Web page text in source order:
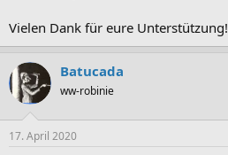
Vielen Dank für eure Unterstützung!
Batucada
ww-robinie
17. April 2020